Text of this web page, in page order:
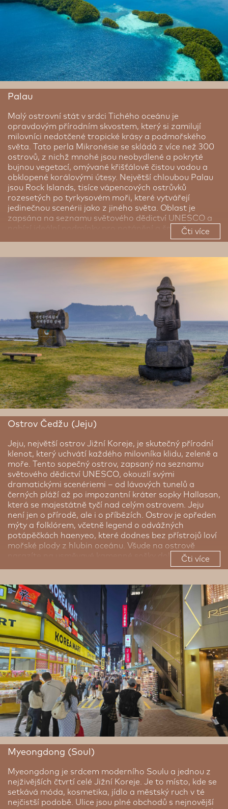
Palau
Malý ostrovní stát v srdci Tichého oceánu je
opravdovým přírodním skvostem, který si zamilují
milovníci nedotčené tropické krásy a podmořského
světa. Tato perla Mikronésie se skládá z více než 300
ostrovů, z nichž mnohé jsou neobydlené a pokryté
bujnou vegetací, omývané křišťálově čistou vodou a
obklopené korálovými útesy. Největší chloubou Palau
jsou Rock Islands, tisíce vápencových ostrůvků
rozesetých po tyrkysovém moři, které vytvářejí
jedinečnou scenérii jako z jiného světa. Oblast je
zapsána na seznamu světového dědictví UNESCO a
nabízí ideální podmínky pro potápění a šnorchlování.
Místní vody ukrývají bohatství mořského života, vraků
zážitkem je koupání v Jellyfish Lake, jezeře plném
celého světa. Kdo touží po klidné pláži, může zavítat
na odlehlý Ngardmau Waterfall nebo prozkoumat
tradiční vesnice na ostrově Babeldaob, kde se mísí
příroda s kulturním dědictvím původních obyvatel.
Čti více
Ostrov Čedžu (Jeju)
Jeju, největší ostrov Jižní Koreje, je skutečný přírodní
klenot, který uchvátí každého milovníka klidu, zeleně a
moře. Tento sopečný ostrov, zapsaný na seznamu
světového dědictví UNESCO, okouzlí svými
dramatickými scenériemi – od lávových tunelů a
černých pláží až po impozantní kráter sopky Hallasan,
která se majestátně tyčí nad celým ostrovem. Jeju
není jen o přírodě, ale i o příbězích. Ostrov je opředen
mýty a folklórem, včetně legend o odvážných
potápěčkách haenyeo, které dodnes bez přístrojů loví
mořské plody z hlubin oceánu. Všude na ostrově
narazíte na usměvavé kamenné sošky dolharubang,
strážce a symboly štěstí. Procházky po čajových
návštěvy vodopádů, vulkanických útesů a relaxace v
horkých pramenech dělají z Jeju místo, kde se příroda
snoubí s duší Koreje. A k tomu přidejte výbornou
místní kuchyni – od čerstvých mořských plodů po
světoznámé jejuvské mandarinky. Jeju je ostrov, který
zpomaluje čas. Ostrov, kde si člověk odpočine,
nadechne se a znovu se propojí s přírodou i sám se
sebou.
Čti více
Myeongdong (Soul)
Myeongdong je srdcem moderního Soulu a jednou z
nejživějších čtvrtí celé Jižní Koreje. Je to místo, kde se
setkává móda, kosmetika, jídlo a městský ruch v té
nejčistší podobě. Ulice jsou plné obchodů s nejnovější